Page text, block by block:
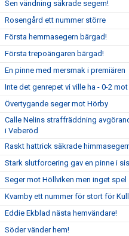
Sen vändning säkrade segern!
Rosengård ett nummer större
Första hemmasegern bärgad!
Första trepoängaren bärgad!
En pinne med mersmak i premiären
Inte det genrepet vi ville ha - 0-2 mot
Övertygande seger mot Hörby
Calle Nelins straffräddning
i Veberöd
Raskt hattrick säkrade
Stark slutforcering gav en pinne i
Seger mot Höllviken men inget
Kvarnby ett nummer för stort för
Eddie Ekblad nästa hemvändare!
Söder vänder hem!